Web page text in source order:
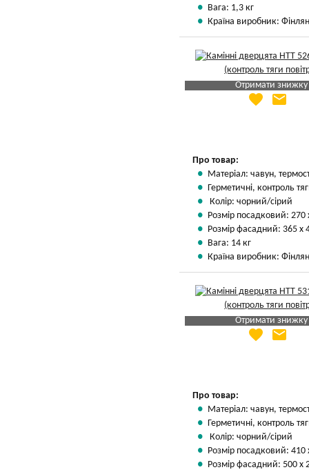
Вага: 1,3 кг
Країна виробник:
Отримати знижку
Яка Ваша ціна
favorite email
Про товар:
Матеріал: чавун,
Герметичні, контроль
Колір: чорний/сірий
Розмір посадковий:
Розмір фасадний: 365 х
Вага: 14 кг
Країна виробник:
Отримати знижку
Яка Ваша ціна
favorite email
Про товар:
Матеріал: чавун,
Герметичні, контроль
Колір: чорний/сірий
Розмір посадковий:
Розмір фасадний: 500 х